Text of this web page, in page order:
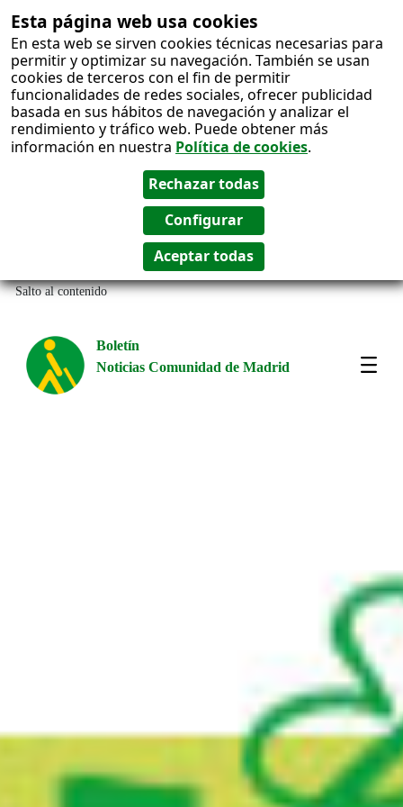
Esta página web usa cookies
En esta web se sirven cookies técnicas necesarias para
permitir y optimizar su navegación. También se usan
cookies de terceros con el fin de permitir
funcionalidades de redes sociales, ofrecer publicidad
basada en sus hábitos de navegación y analizar el
rendimiento y tráfico web. Puede obtener más
información en nuestra Política de cookies.
Salto al contenido
Boletín
Noticias Comunidad de Madrid